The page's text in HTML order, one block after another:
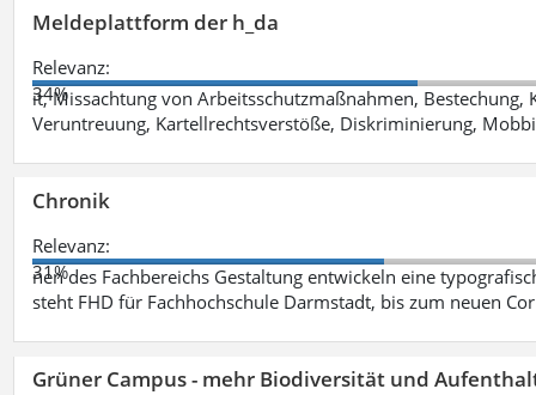
Meldeplattform der h_da
Relevanz:
34%
it, Missachtung von Arbeitsschutzmaßnahmen,
Veruntreuung, Kartellrechtsverstöße, Diskriminierung,
Chronik
Relevanz:
31%
nen des Fachbereichs Gestaltung entwickeln eine
steht FHD für Fachhochschule Darmstadt, bis zum neuen
Grüner Campus - mehr Biodiversität und